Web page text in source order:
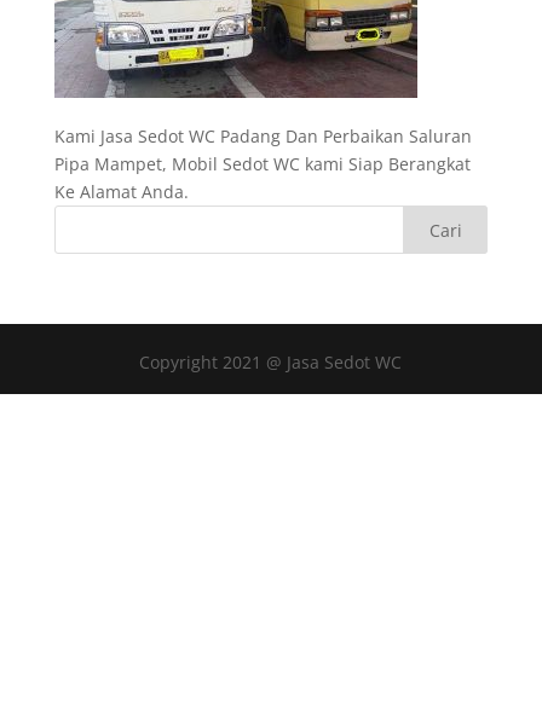
Kami Jasa Sedot WC Padang Dan Perbaikan Saluran
Pipa Mampet, Mobil Sedot WC kami Siap Berangkat
Ke Alamat Anda.
Copyright 2021 @ Jasa Sedot WC